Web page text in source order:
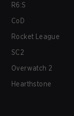
R6:S
CoD
Rocket League
SC2
Overwatch 2
Hearthstone